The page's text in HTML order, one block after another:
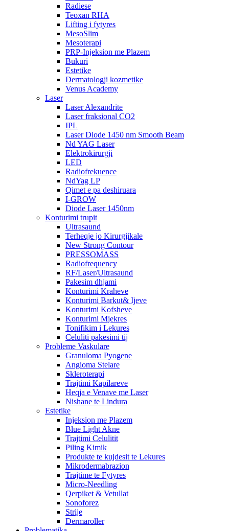
Radiese
Teoxan RHA
Lifting i fytyres
MesoSlim
Mesoterapi
PRP-Injeksion me Plazem
Bukuri
Estetike
Dermatologji kozmetike
Venus Academy
Laser
Laser Alexandrite
Laser fraksional CO2
IPL
Laser Diode 1450 nm Smooth Beam
Nd YAG Laser
Elektrokirurgji
LED
Radiofrekuence
NdYag LP
Qimet e pa deshiruara
I-GROW
Diode Laser 1450nm
Konturimi trupit
Ultrasaund
Terheqje jo Kirurgjikale
New Strong Contour
PRESSOMASS
Radiofrequency
RF/Laser/Ultrasaund
Pakesim dhjami
Konturimi Kraheve
Konturimi Barkut& Ijeve
Konturimi Kofsheve
Konturimi Mjekres
Tonifikim i Lekures
Celuliti pakesimi tij
Probleme Vaskulare
Granuloma Pyogene
Angioma Stelare
Skleroterapi
Trajtimi Kapilareve
Heqja e Venave me Laser
Nishane te Lindura
Estetike
Injeksion me Plazem
Blue Light Akne
Trajtimi Celulitit
Piling Kimik
Produkte te kujdesit te Lekures
Mikrodermabrazion
Trajtime te Fytyres
Micro-Needling
Qerpiket & Vetullat
Sonoforez
Strije
Dermaroller